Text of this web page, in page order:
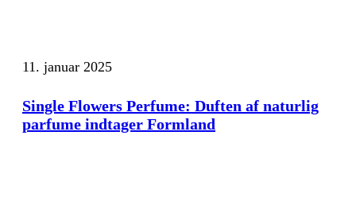
11. januar 2025
Single Flowers Perfume: Duften af naturlig
parfume indtager Formland